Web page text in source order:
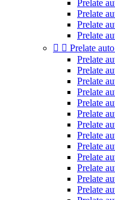
Prelate
Prelate
Prelate
Prelate
  Prelate
Prelate
Prelate
Prelate
Prelate
Prelate
Prelate
Prelate
Prelate
Prelate
Prelate
Prelate
Prelate
Prelate